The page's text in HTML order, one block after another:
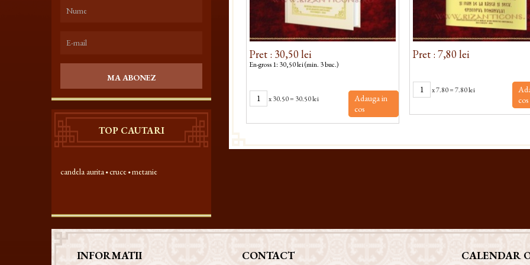
MA ABONEZ
TOP CAUTARI
candela aurita cruce metanie
Pret : 30,50 lei
En-gross 1: 30,50 lei (min. 3 buc.)
x30.50= 30.50 lei
Adauga in
cos
Pret : 7,80 lei
x7.80=7.80 lei
cos
INFORMATII CONTACT CALENDAR